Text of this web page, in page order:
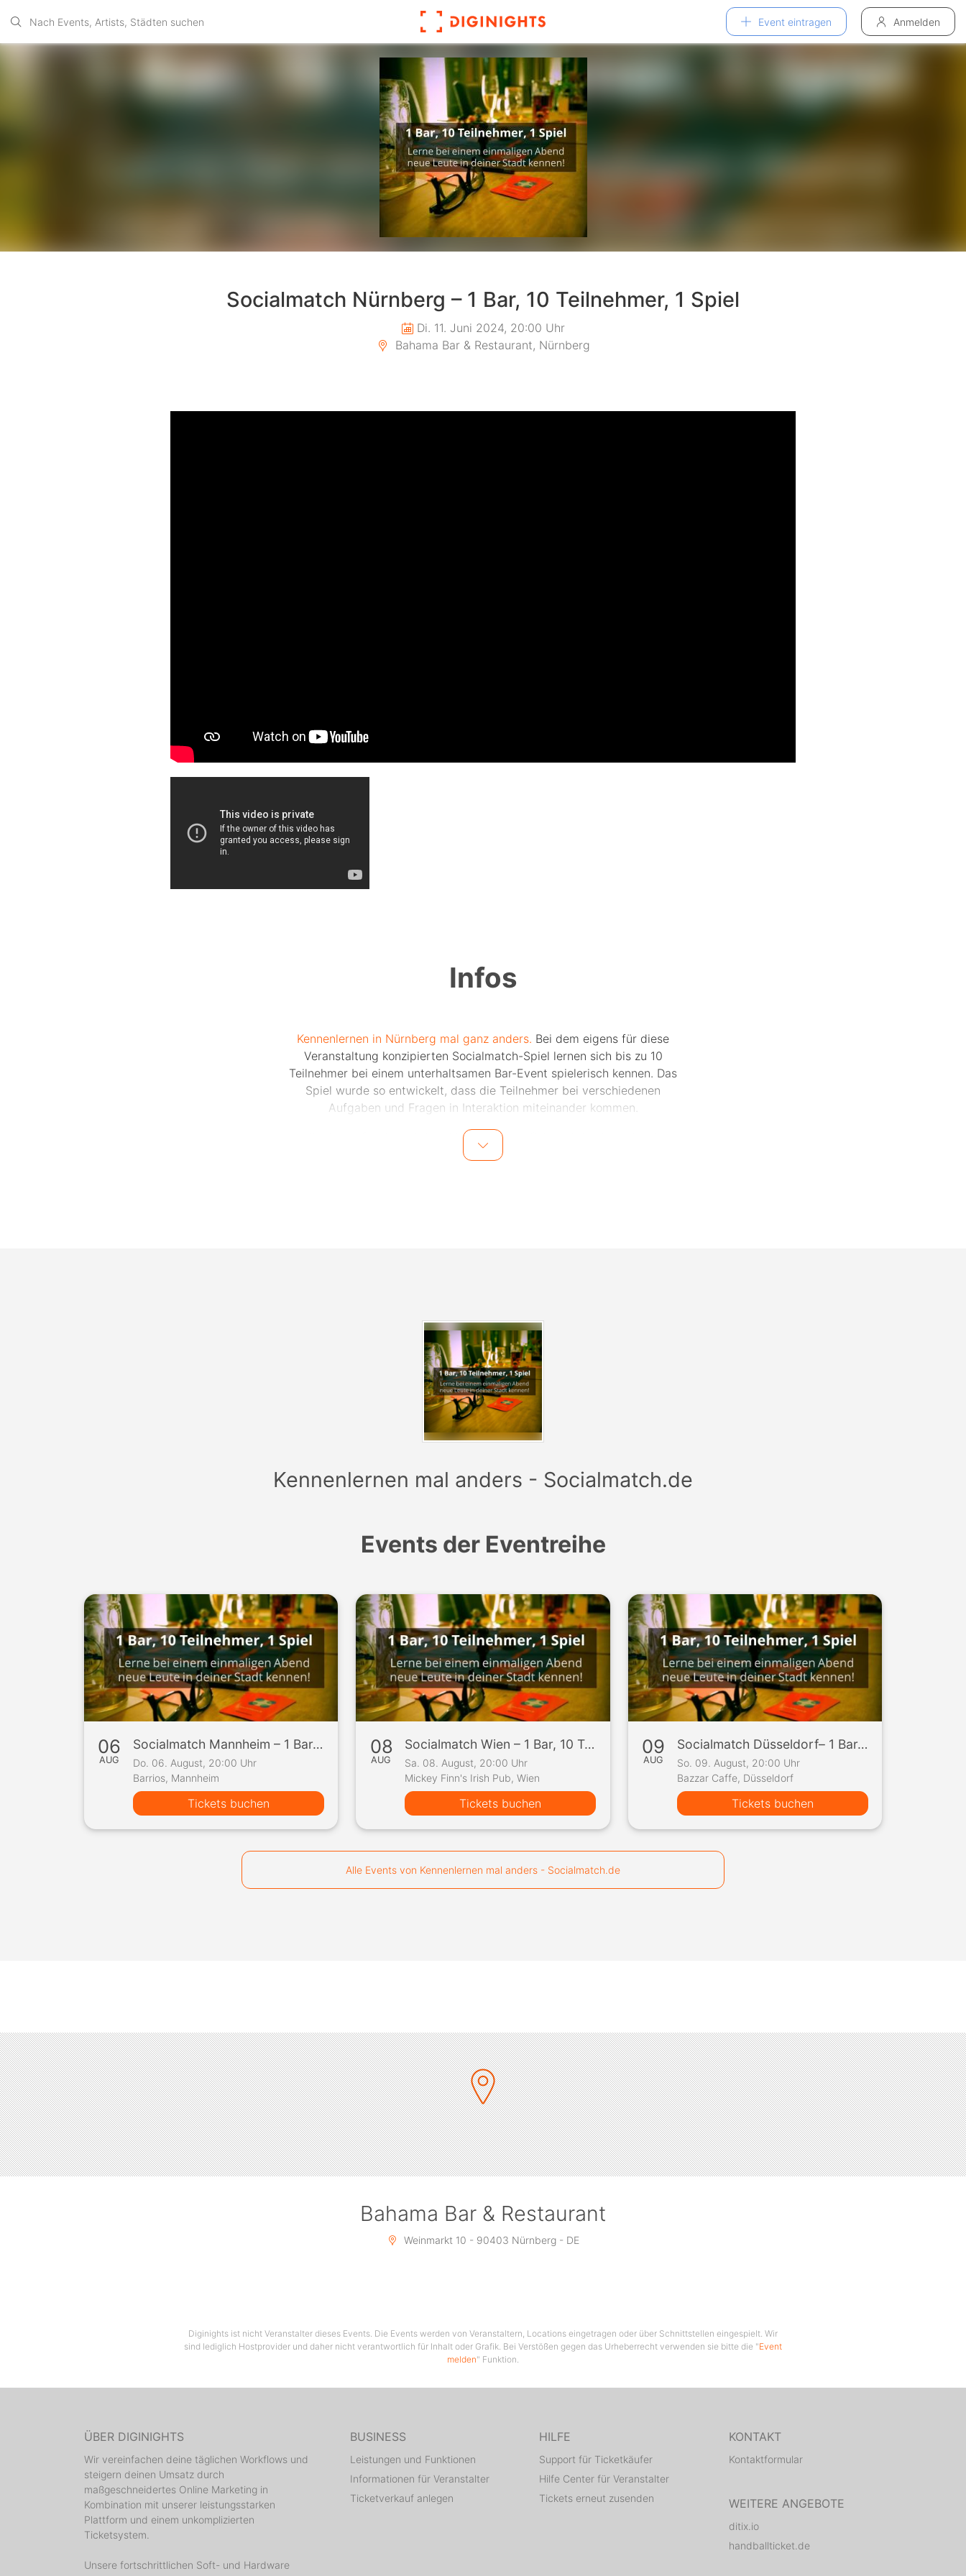
Event eintragen Anmelden
Socialmatch Nürnberg – 1 Bar, 10 Teilnehmer, 1 Spiel
Di. 11. Juni 2024, 20:00 Uhr
Bahama Bar & Restaurant, Nürnberg
Infos
Kennenlernen in Nürnberg mal ganz anders. Bei dem eigens für diese
Veranstaltung konzipierten Socialmatch-Spiel lernen sich bis zu 10
Teilnehmer bei einem unterhaltsamen Bar-Event spielerisch kennen. Das
Spiel wurde so entwickelt, dass die Teilnehmer bei verschiedenen
Aufgaben und Fragen in Interaktion miteinander kommen.
Dank des Spiels und dem Moderator vor Ort wird das Eis schnell
gebrochen und die Teilnehmer lernen sich im Laufe des Abends mit viel
Kennenlernen mal anders - Socialmatch.de
Events der Eventreihe
06
AUG
Socialmatch Mannheim – 1 Bar, 10 Teilnehmer, 1 Spiel
Do. 06. August, 20:00 Uhr
Barrios, Mannheim
Tickets buchen
08
AUG
Socialmatch Wien – 1 Bar, 10 Teilnehmer, 1 Spiel
Sa. 08. August, 20:00 Uhr
Mickey Finn's Irish Pub, Wien
Tickets buchen
09
AUG
Socialmatch Düsseldorf– 1 Bar, 10 Teilnehmer, 1 Spiel
So. 09. August, 20:00 Uhr
Bazzar Caffe, Düsseldorf
Tickets buchen
Alle Events von Kennenlernen mal anders - Socialmatch.de
Bahama Bar & Restaurant
Weinmarkt 10 - 90403 Nürnberg - DE
Diginights ist nicht Veranstalter dieses Events. Die Events werden von Veranstaltern, Locations eingetragen oder über Schnittstellen eingespielt. Wir
sind lediglich Hostprovider und daher nicht verantwortlich für Inhalt oder Grafik. Bei Verstößen gegen das Urheberrecht verwenden sie bitte die "Event
melden" Funktion.
ÜBER DIGINIGHTS
Wir vereinfachen deine täglichen Workflows und
steigern deinen Umsatz durch
maßgeschneidertes Online Marketing in
Kombination mit unserer leistungsstarken
Plattform und einem unkomplizierten
Ticketsystem.
Unsere fortschrittlichen Soft- und Hardware
BUSINESS
Leistungen und Funktionen
Informationen für Veranstalter
Ticketverkauf anlegen
HILFE
Support für Ticketkäufer
Hilfe Center für Veranstalter
Tickets erneut zusenden
KONTAKT
Kontaktformular
WEITERE ANGEBOTE
ditix.io
handballticket.de